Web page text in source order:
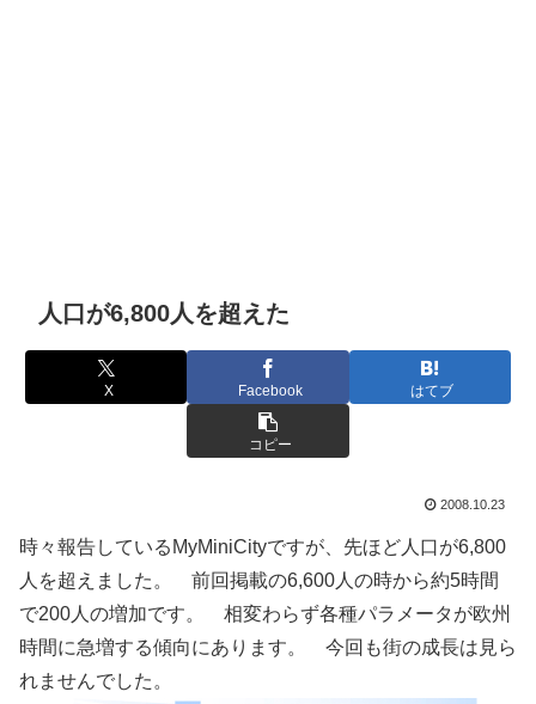
人口が6,800人を超えた
X Facebook はてブ
コピー
2008.10.23
時々報告しているMyMiniCityですが、先ほど人口が6,800
人を超えました。 前回掲載の6,600人の時から約5時間
で200人の増加です。 相変わらず各種パラメータが欧州
時間に急増する傾向にあります。 今回も街の成長は見ら
れませんでした。